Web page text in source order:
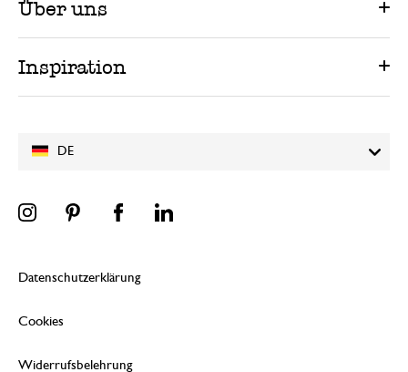
DE
Über uns
Inspiration
Datenschutzerklärung
Cookies
Widerrufsbelehrung